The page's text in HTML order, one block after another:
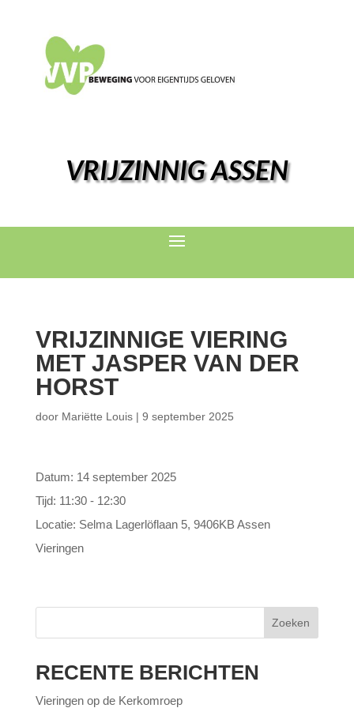
VRIJZINNIG ASSEN
VRIJZINNIGE VIERING
MET JASPER VAN DER
HORST
door Mariëtte Louis| 9 september 2025
Datum: 14 september 2025
Tijd: 11:30 - 12:30
Locatie: Selma Lagerlöflaan 5, 9406KB Assen
Vieringen
Zoeken
RECENTE BERICHTEN
Vieringen op de Kerkomroep